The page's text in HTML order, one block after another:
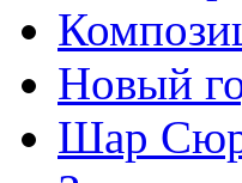
Новый
Шар